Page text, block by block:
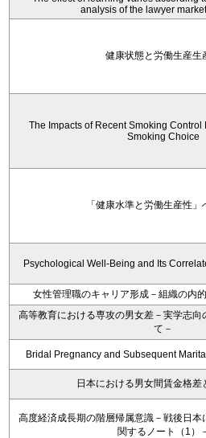
analysis of the lawyer
健康状態と労働生産生
The Impacts of Recent Smoking Control
Smoking Choice
「健康水準と労働生産性」
Psychological Well-Being and Its
女性管理職のキャリア形成－組織の内
高等教育における専攻の男女差－実学志向
て－
Bridal Pregnancy and Subsequent
日本における男女間賃金格差
高度経済成長期の階層帰属意識－戦後日本
関するノート（1）